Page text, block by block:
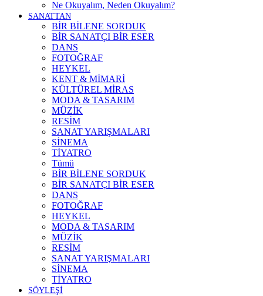
Ne Okuyalım, Neden Okuyalım?
SANATTAN
BİR BİLENE SORDUK
BİR SANATÇI BİR ESER
DANS
FOTOĞRAF
HEYKEL
KENT & MİMARİ
KÜLTÜREL MİRAS
MODA & TASARIM
MÜZİK
RESİM
SANAT YARIŞMALARI
SİNEMA
TİYATRO
Tümü
BİR BİLENE SORDUK
BİR SANATÇI BİR ESER
DANS
FOTOĞRAF
HEYKEL
MODA & TASARIM
MÜZİK
RESİM
SANAT YARIŞMALARI
SİNEMA
TİYATRO
SÖYLEŞİ